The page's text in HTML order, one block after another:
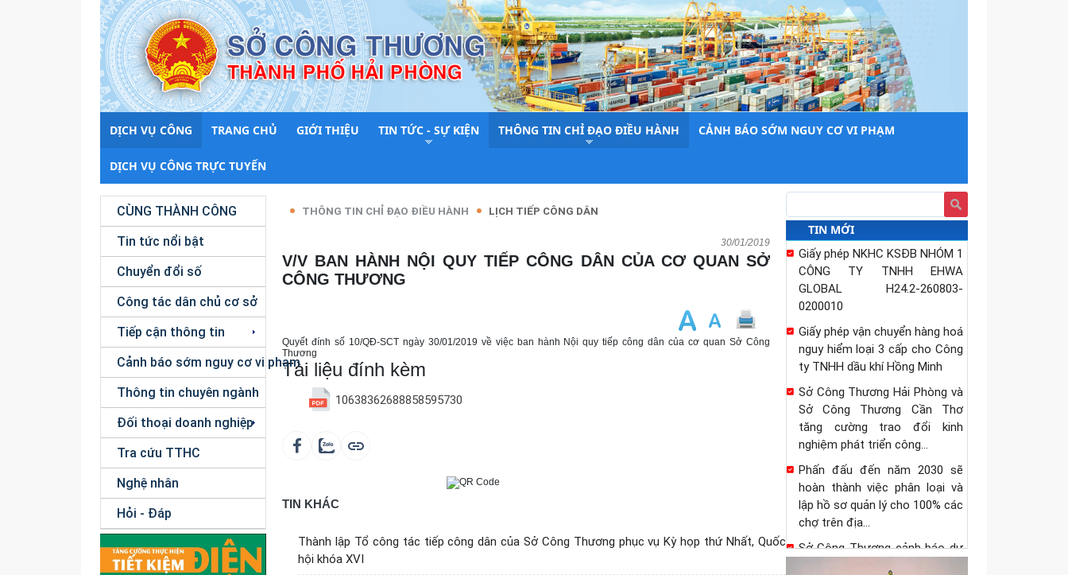
DỊCH VỤ CÔNG TRANG CHỦ GIỚI THIỆU TIN TỨC - SỰ KIỆN THÔNG TIN CHỈ ĐẠO ĐIỀU HÀNH CẢNH BÁO SỚM NGUY CƠ VI PHẠM
DỊCH VỤ CÔNG TRỰC TUYẾN
CÙNG THÀNH CÔNG
Tin tức nổi bật
Chuyển đổi số
Công tác dân chủ cơ sở
Tiếp cận thông tin
Cảnh báo sớm nguy cơ vi phạm
Thông tin chuyên ngành
Đối thoại doanh nghiệp
Tra cứu TTHC
Nghệ nhân
Hỏi - Đáp
THÔNG TIN CHỈ ĐẠO ĐIỀU HÀNH LỊCH TIẾP CÔNG DÂN
30/01/2019
V/V BAN HÀNH NỘI QUY TIẾP CÔNG DÂN CỦA CƠ QUAN SỞ
CÔNG THƯƠNG
Quyết đính số 10/QĐ-SCT ngày 30/01/2019 về việc ban hành Nội quy tiếp công dân của cơ quan Sở Công
Thương
Tài liệu đính kèm
10638362688858595730
TIN KHÁC
Thành lập Tổ công tác tiếp công dân của Sở Công Thương phục vụ Kỳ họp thứ Nhất, Quốc
hội khóa XVI
TIN MỚI
Giấy phép NKHC KSĐB NHÓM 2
Công ty TNHH Vật liệu Nam
châm Shin-Etsu Việt Nam
H24.2-260803-0200006
Giấy phép NKHC KSĐB NHÓM 2
CÔNG TY TRÁCH NHIỆM HỮU
HẠN ĐÓNG TÀU DAMEN-SÔNG
CÔNG TY CỔ PHẦN THƯƠNG
MẠI ĐẦU TƯ VÂN LONG CDC
H24.2-260823-0200011
Giấy phép NKHC KSĐB NHÓM 1
CÔNG TY TNHH EHWA
GLOBAL H24.2-260803-
0200010
Giấy phép vận chuyển hàng hoá
nguy hiểm loại 3 cấp cho Công
ty TNHH dầu khí Hồng Minh
Sở Công Thương Hải Phòng và
Sở Công Thương Cần Thơ
tăng cường trao đổi kinh
nghiệm phát triển công...
Phấn đấu đến năm 2030 sẽ
hoàn thành việc phân loại và
lập hồ sơ quản lý cho 100% các
chợ trên địa...
Sở Công Thương cảnh báo dự